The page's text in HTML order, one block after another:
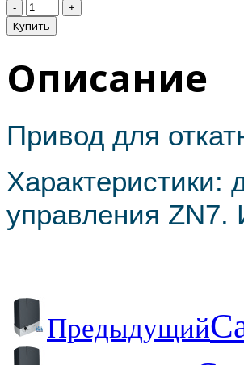
Описание
Привод для
Характеристики:
управления ZN7.
Предыдущий